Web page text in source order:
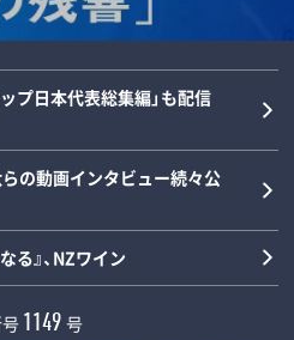
プ日本代表総集編」も配信
らの動画インタビュー続々公
る』、NZワイン
1149 号